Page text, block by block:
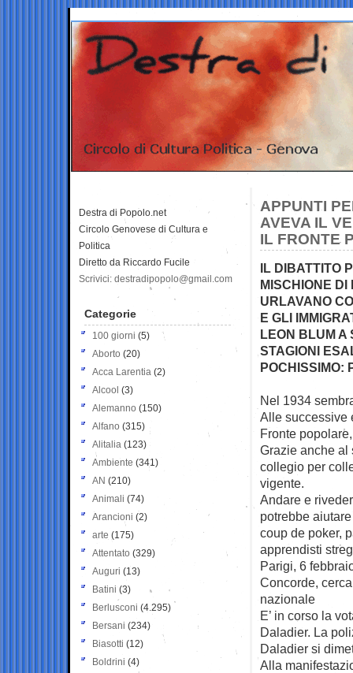
APPUNTI
AVEVA IL
IL FRONTE
IL DIBATTITO
MISCHIONE
URLAVANO
E GLI
LEON BLUM A
STAGIONI
POCHISSIMO:
Nel 1934
Alle successive
Fronte
Grazie anche al
collegio per
vigente.
Andare e
potrebbe
coup de poker,
apprendisti
Parigi, 6
Concorde,
nazionale
E’ in corso la
Daladier. La
Daladier si
Alla
Destra di Popolo.net
Circolo Genovese di Cultura e
Politica
Diretto da Riccardo Fucile
Scrivici: destradipopolo@gmail.com
Categorie
100 giorni (5)
Aborto (20)
Acca Larentia (2)
Alcool (3)
Alemanno (150)
Alfano (315)
Alitalia (123)
Ambiente (341)
AN (210)
Animali (74)
Arancioni (2)
arte (175)
Attentato (329)
Auguri (13)
Batini (3)
Berlusconi (4.295)
Bersani (234)
Biasotti (12)
Boldrini (4)